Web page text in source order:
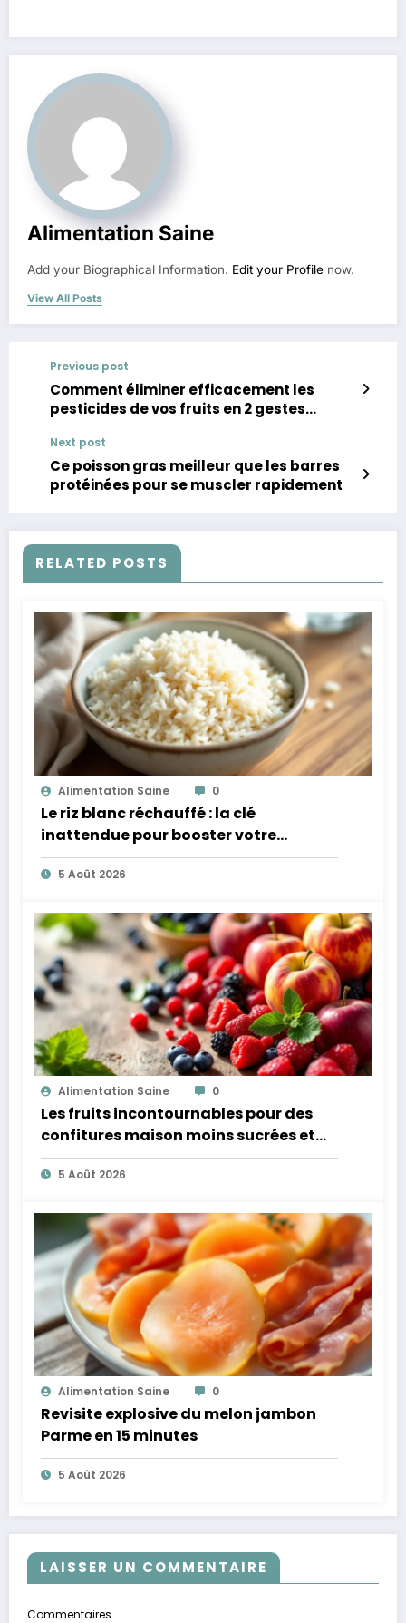
Alimentation Saine
Add your Biographical Information. Edit your Profile now.
View All Posts
Previous post
Comment éliminer efficacement les
pesticides de vos fruits en 2 gestes
Next post
Ce poisson gras meilleur que les barres
protéinées pour se muscler rapidement
RELATED POSTS
Alimentation Saine 0
Le riz blanc réchauffé : la clé
inattendue pour booster votre
microbiote
5 Août 2026
Alimentation Saine 0
Les fruits incontournables pour des
confitures maison moins sucrées et
plus légères
5 Août 2026
Alimentation Saine 0
Revisite explosive du melon jambon
Parme en 15 minutes
5 Août 2026
LAISSER UN COMMENTAIRE
Commentaires